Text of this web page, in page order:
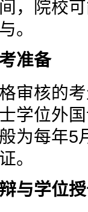
，院校
。
准备
审核的
学位外
为每年5
。
与学位